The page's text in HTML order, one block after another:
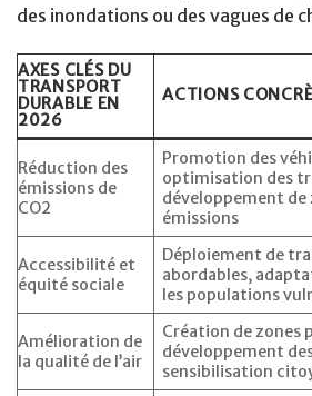
des inondations ou des vagues de
AXES CLÉS DU
TRANSPORT
DURABLE EN
2026
ACTIONS
Réduction des
émissions de
CO2
Promotion des
optimisation des
développement de
émissions
Accessibilité et
équité sociale
Déploiement de
abordables,
les populations
Amélioration de
la qualité de l’air
Création de zones
développement
sensibilisation